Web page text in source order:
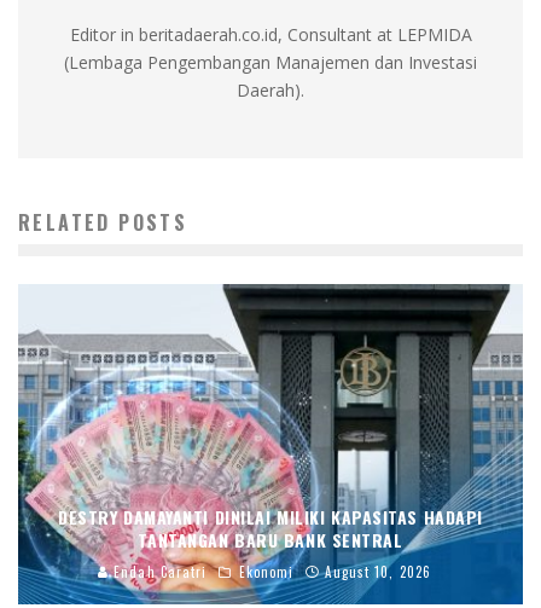
Editor in beritadaerah.co.id, Consultant at LEPMIDA
(Lembaga Pengembangan Manajemen dan Investasi
Daerah).
RELATED POSTS
DESTRY DAMAYANTI DINILAI MILIKI KAPASITAS HADAPI
TANTANGAN BARU BANK SENTRAL
Endah Caratri Ekonomi August 10, 2026